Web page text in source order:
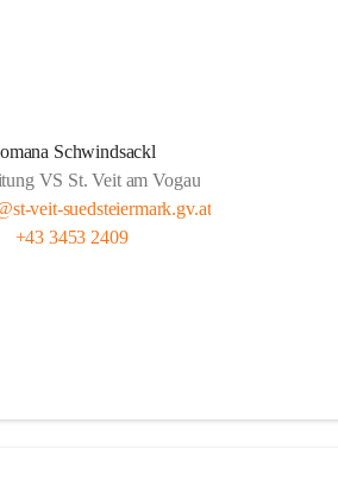
Schwindsackl
VS St. Veit am Vogau
veit-suedsteiermark.gv.at
+43 3453 2409